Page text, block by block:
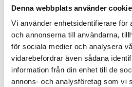
Denna webbplats använder
Vi använder enhetsidentifierare för
och annonserna till användarna,
för sociala medier och analysera
vidarebefordrar även sådana
information från din enhet till de
annons- och analysföretag som vi
Rekommenderat pris: 4 200.00 kr
4 200 kr
st